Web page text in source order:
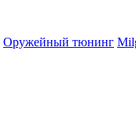
Оружейный тюнинг